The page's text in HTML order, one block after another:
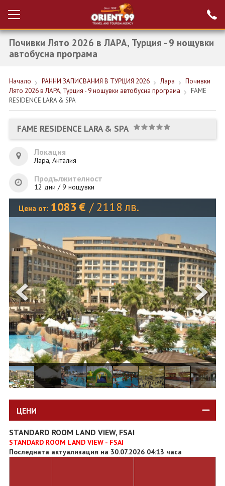
Вход за агенти
Проверка на
резервация
НОВА ГОДИНА ТУРЦИЯ
НОВА ГОДИНА
ПОЧИВКИ
КРУИЗИ
ЕКЗОТИКА
ЗА НАС
КОНТАКТИ
ФИРМЕНИ ДОКУМЕНТИ
0700 144 34 Запитване
ПОСЛЕДВАЙТЕ НИ
Почивки Лято 2026 в ЛАРА, Турция - 9 нощувки
автобусна програма
Начало РАННИ ЗАПИСВАНИЯ В ТУРЦИЯ 2026 Лара
Почивки
Лято 2026 в ЛАРА, Турция - 9 нощувки автобусна програма
FAME
RESIDENCE LARA & SPA
FAME RESIDENCE LARA & SPA
Локация
Лара, Анталия
Продължителност
12 дни / 9 нощувки
Цена от: 1083 € / 2118 лв.
ЦЕНИ
STANDARD ROOM LAND VIEW, FSAI
STANDARD ROOM LAND VIEW - FSAI
Последната актуализация на 30.07.2026 04:13 часа